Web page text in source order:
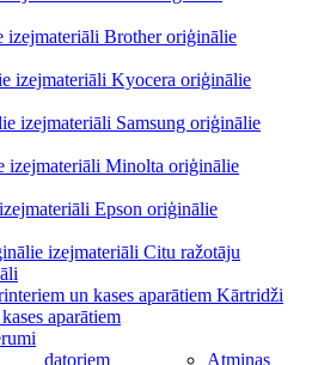
Brother oriģinālie
Kyocera oriģinālie
Samsung oriģinālie
Minolta oriģinālie
Epson oriģinālie
Citu ražotāju
Kārtridži
aparātiem
datoriem
Atmiņas